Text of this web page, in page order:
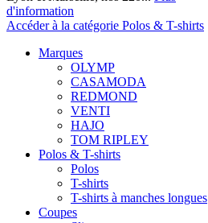
d'information
Accéder à la catégorie Polos & T-shirts
Marques
OLYMP
CASAMODA
REDMOND
VENTI
HAJO
TOM RIPLEY
Polos & T-shirts
Polos
T-shirts
T-shirts à manches longues
Coupes